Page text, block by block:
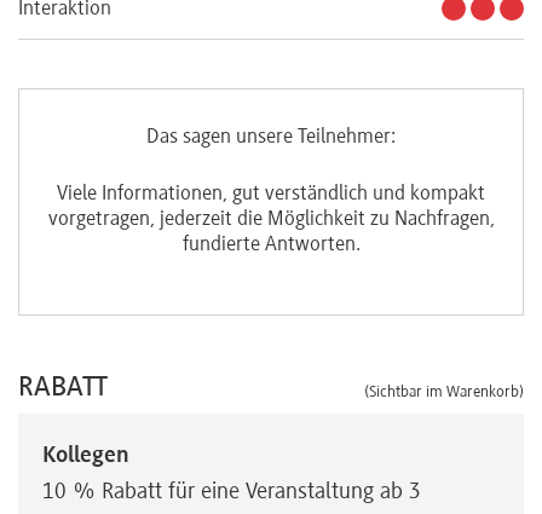
Interaktion
Das sagen unsere Teilnehmer:
Viele Informationen, gut verständlich und kompakt
vorgetragen, jederzeit die Möglichkeit zu Nachfragen,
fundierte Antworten.
RABATT (Sichtbar im Warenkorb)
Kollegen
10 % Rabatt für eine Veranstaltung ab 3